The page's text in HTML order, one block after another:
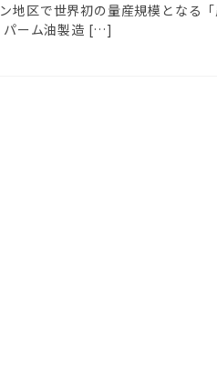
区で世界初の量産規模となる「
パーム油製造 […]